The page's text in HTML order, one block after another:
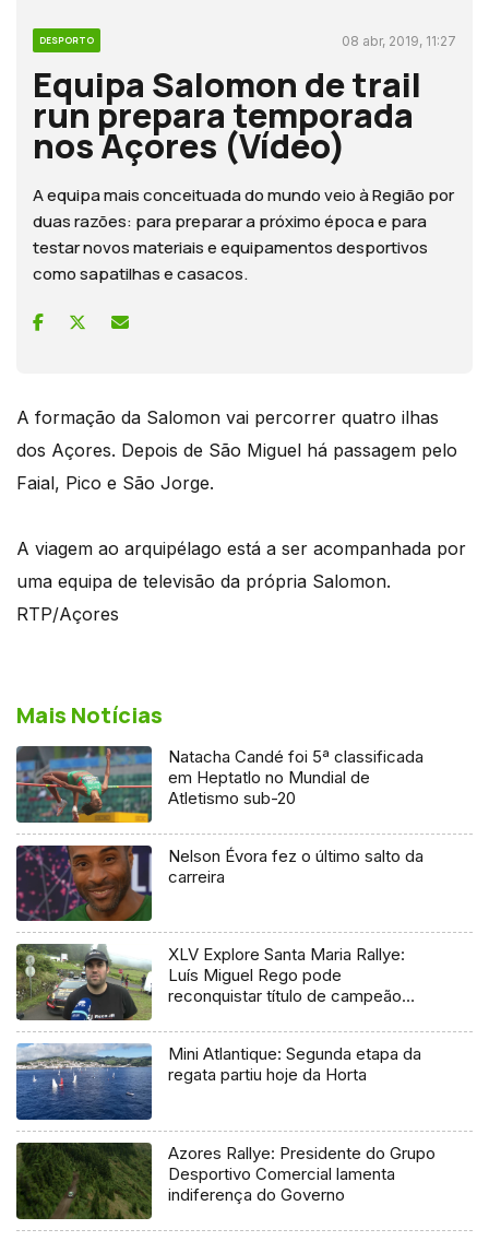
DESPORTO 08 abr, 2019, 11:27
Equipa Salomon de trail
run prepara temporada
nos Açores (Vídeo)
A equipa mais conceituada do mundo veio à Região por
duas razões: para preparar a próximo época e para
testar novos materiais e equipamentos desportivos
como sapatilhas e casacos.
A formação da Salomon vai percorrer quatro ilhas
dos Açores. Depois de São Miguel há passagem pelo
Faial, Pico e São Jorge.
A viagem ao arquipélago está a ser acompanhada por
uma equipa de televisão da própria Salomon.
RTP/Açores
Mais Notícias
Natacha Candé foi 5ª classificada
em Heptatlo no Mundial de
Atletismo sub-20
Nelson Évora fez o último salto da
carreira
XLV Explore Santa Maria Rallye:
Luís Miguel Rego pode
reconquistar título de campeão
Mini Atlantique: Segunda etapa da
regata partiu hoje da Horta
Azores Rallye: Presidente do Grupo
Desportivo Comercial lamenta
indiferença do Governo